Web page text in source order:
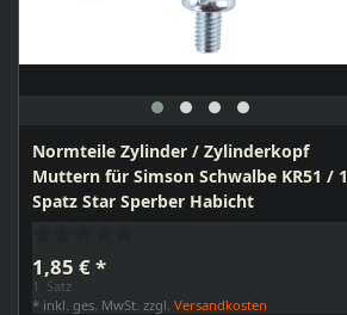
Normteile Zylinder / Zylinderkopf
Muttern für Simson Schwalbe KR51 / 1
Spatz Star Sperber Habicht
1,85 € *
1 Satz
* inkl. ges. MwSt. zzgl.Versandkosten